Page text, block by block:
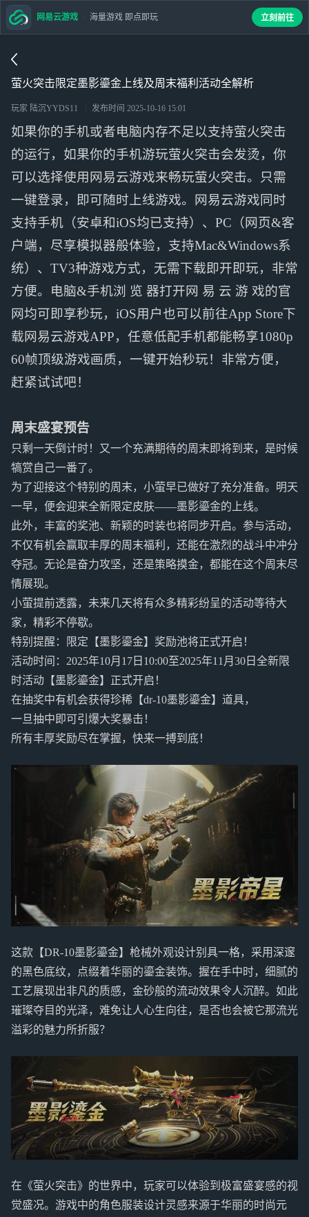
萤火突击限定墨影鎏金上线及周末福利活动全解析
玩家 陆沉YYDS11 发布时间 2025-10-16 15:01
如果你的手机或者电脑内存不足以支持萤火突击
的运行，如果你的手机游玩萤火突击会发烫，你
可以选择使用网易云游戏来畅玩萤火突击。只需
一键登录，即可随时上线游戏。网易云游戏同时
支持手机（安卓和iOS均已支持）、PC（网页&客
户端，尽享模拟器般体验，支持Mac&Windows系
统）、TV3种游戏方式，无需下载即开即玩，非常
方便。电脑&手机浏 览 器打开网 易 云 游 戏的官
网均可即享秒玩，iOS用户也可以前往App Store下
载网易云游戏APP，任意低配手机都能畅享1080p
60帧顶级游戏画质，一键开始秒玩！非常方便，
赶紧试试吧！
周末盛宴预告
只剩一天倒计时！又一个充满期待的周末即将到来，是时候
犒赏自己一番了。
为了迎接这个特别的周末，小萤早已做好了充分准备。明天
一早，便会迎来全新限定皮肤——墨影鎏金的上线。
此外，丰富的奖池、新颖的时装也将同步开启。参与活动，
不仅有机会赢取丰厚的周末福利，还能在激烈的战斗中冲分
夺冠。无论是奋力攻坚，还是策略摸金，都能在这个周末尽
情展现。
小萤提前透露，未来几天将有众多精彩纷呈的活动等待大
家，精彩不停歇。
特别提醒：限定【墨影鎏金】奖励池将正式开启！
活动时间：2025年10月17日10:00至2025年11月30日全新限
时活动【墨影鎏金】正式开启！
在抽奖中有机会获得珍稀【dr-10墨影鎏金】道具，
一旦抽中即可引爆大奖暴击！
所有丰厚奖励尽在掌握，快来一搏到底！
这款【DR-10墨影鎏金】枪械外观设计别具一格，采用深邃
的黑色底纹，点缀着华丽的鎏金装饰。握在手中时，细腻的
工艺展现出非凡的质感，金砂般的流动效果令人沉醉。如此
璀璨夺目的光泽，难免让人心生向往，是否也会被它那流光
溢彩的魅力所折服？
在《萤火突击》的世界中，玩家可以体验到极富盛宴感的视
觉盛况。游戏中的角色服装设计灵感来源于华丽的时尚元
网易云游戏 海量游戏 即点即玩 立刻前往